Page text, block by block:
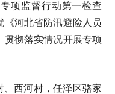
项监督行动第一检查
《河北省防汛避险人员
贯彻落实情况开展专项
西河村，任泽区骆家